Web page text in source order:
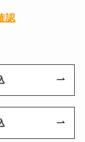
認